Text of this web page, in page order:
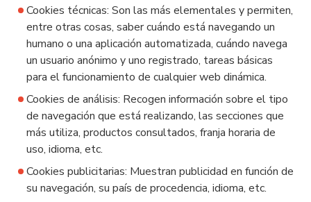
Cookies técnicas: Son las más elementales y permiten,
entre otras cosas, saber cuándo está navegando un
humano o una aplicación automatizada, cuándo navega
un usuario anónimo y uno registrado, tareas básicas
para el funcionamiento de cualquier web dinámica.
Cookies de análisis: Recogen información sobre el tipo
de navegación que está realizando, las secciones que
más utiliza, productos consultados, franja horaria de
uso, idioma, etc.
Cookies publicitarias: Muestran publicidad en función de
su navegación, su país de procedencia, idioma, etc.